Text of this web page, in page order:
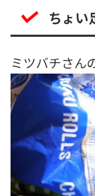
ちょい
ミツバチさん